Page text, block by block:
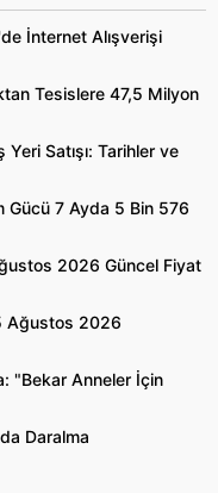
İnternet Alışverişi
Tesislere 47,5 Milyon
Satışı: Tarihler ve
Gücü 7 Ayda 5 Bin 576
2026 Güncel Fiyat
Ağustos 2026
"Bekar Anneler İçin
Daralma